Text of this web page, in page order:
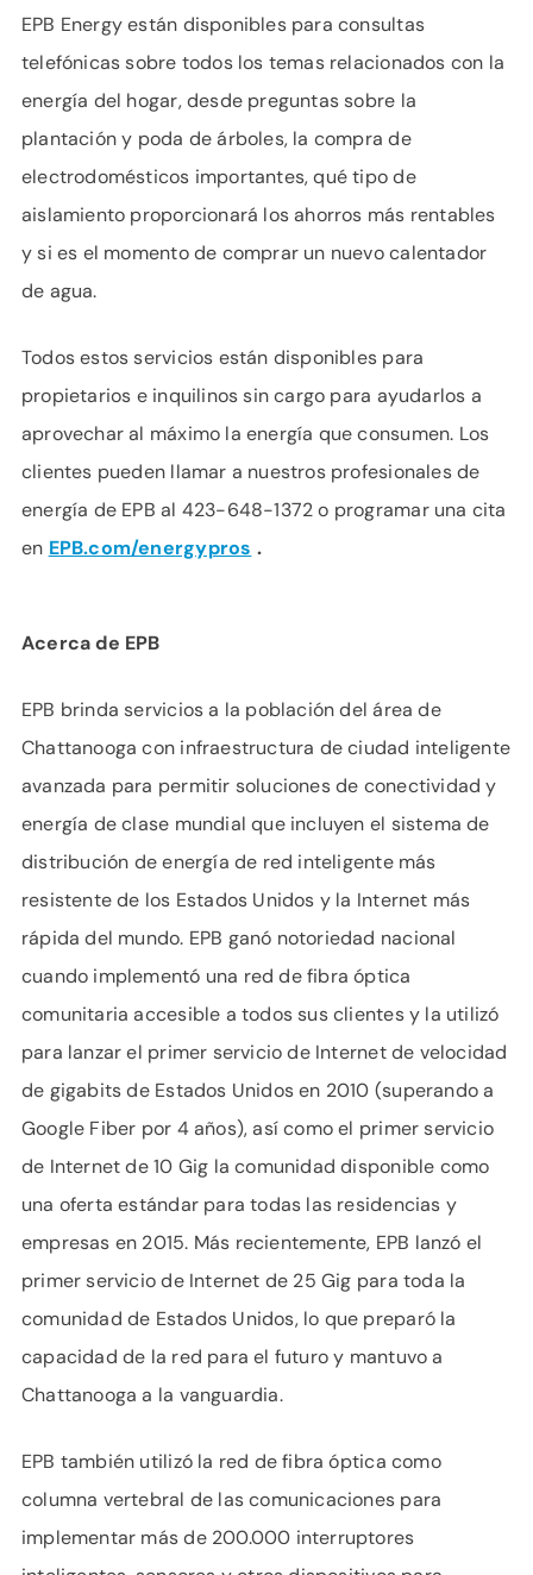
EPB Energy están disponibles para consultas
telefónicas sobre todos los temas relacionados con la
energía del hogar, desde preguntas sobre la
plantación y poda de árboles, la compra de
electrodomésticos importantes, qué tipo de
aislamiento proporcionará los ahorros más rentables
y si es el momento de comprar un nuevo calentador
de agua.
Todos estos servicios están disponibles para
propietarios e inquilinos sin cargo para ayudarlos a
aprovechar al máximo la energía que consumen. Los
clientes pueden llamar a nuestros profesionales de
energía de EPB al 423-648-1372 o programar una cita
en EPB.com/energypros .
Acerca de EPB
EPB brinda servicios a la población del área de
Chattanooga con infraestructura de ciudad inteligente
avanzada para permitir soluciones de conectividad y
energía de clase mundial que incluyen el sistema de
distribución de energía de red inteligente más
resistente de los Estados Unidos y la Internet más
rápida del mundo. EPB ganó notoriedad nacional
cuando implementó una red de fibra óptica
comunitaria accesible a todos sus clientes y la utilizó
para lanzar el primer servicio de Internet de velocidad
de gigabits de Estados Unidos en 2010 (superando a
Google Fiber por 4 años), así como el primer servicio
de Internet de 10 Gig la comunidad disponible como
una oferta estándar para todas las residencias y
empresas en 2015. Más recientemente, EPB lanzó el
primer servicio de Internet de 25 Gig para toda la
comunidad de Estados Unidos, lo que preparó la
capacidad de la red para el futuro y mantuvo a
Chattanooga a la vanguardia.
EPB también utilizó la red de fibra óptica como
columna vertebral de las comunicaciones para
implementar más de 200.000 interruptores